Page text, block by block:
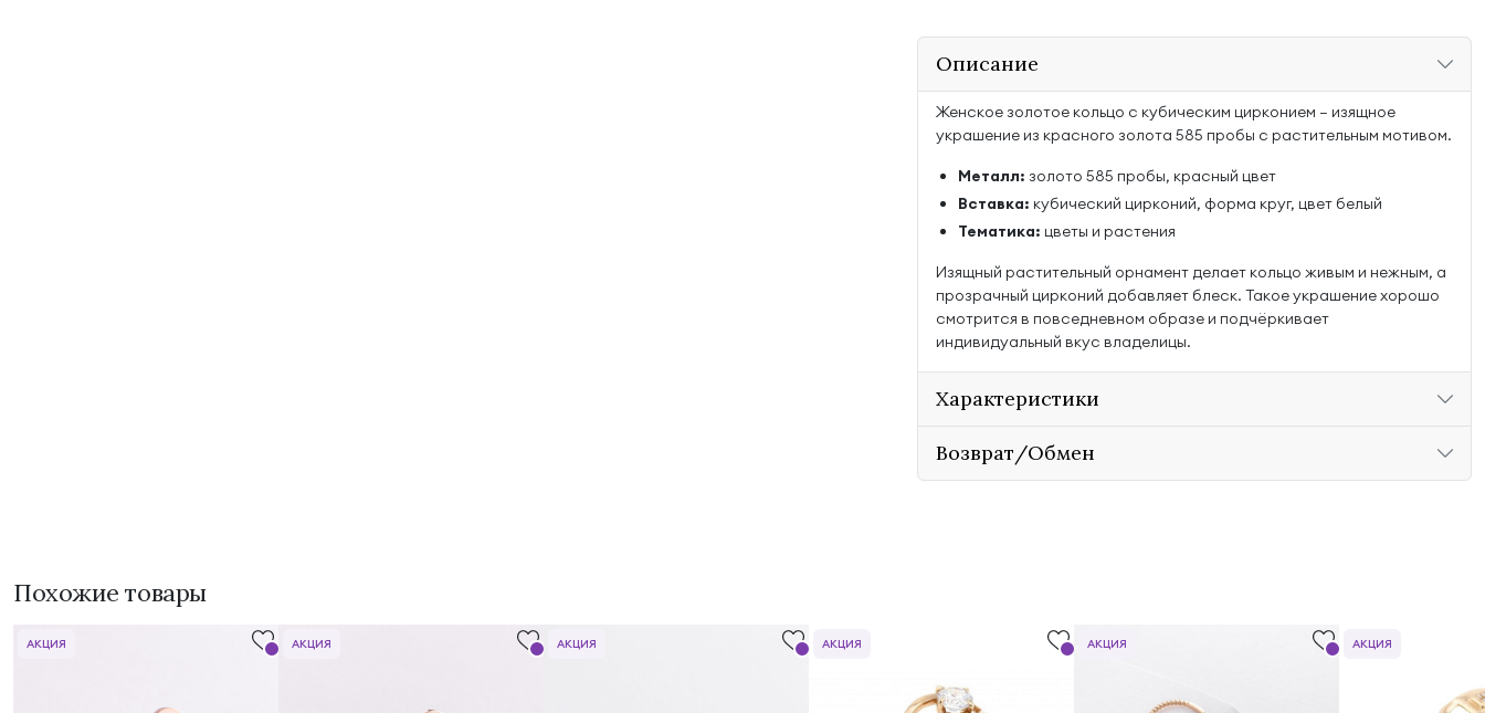
Описание
Женское золотое кольцо с кубическим цирконием — изящное
украшение из красного золота 585 пробы с растительным мотивом.
Металл: золото 585 пробы, красный цвет
Вставка: кубический цирконий, форма круг, цвет белый
Тематика: цветы и растения
Изящный растительный орнамент делает кольцо живым и нежным, а
прозрачный цирконий добавляет блеск. Такое украшение хорошо
смотрится в повседневном образе и подчёркивает
индивидуальный вкус владелицы.
Характеристики
Возврат/Обмен
Похожие товары
АКЦИЯ АКЦИЯ АКЦИЯ АКЦИЯ АКЦИЯ АКЦИЯ